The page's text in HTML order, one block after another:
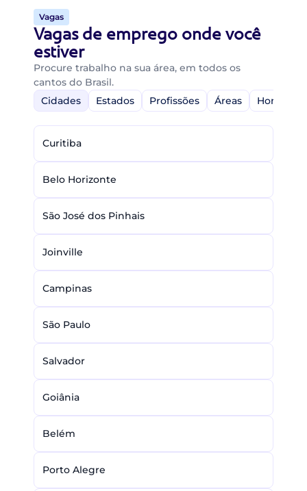
Vagas
Vagas de emprego onde você
estiver
Procure trabalho na sua área, em todos os
cantos do Brasil.
Cidades
Estados Profissões Áreas Home-
Curitiba
Belo Horizonte
São José dos Pinhais
Joinville
Campinas
São Paulo
Salvador
Goiânia
Belém
Porto Alegre